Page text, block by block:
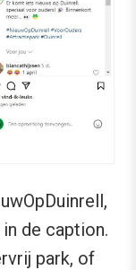
de caption.
park, of